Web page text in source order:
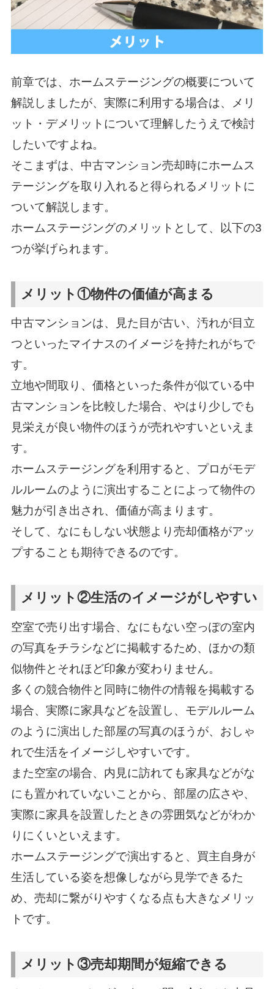
前章では、ホームステージングの概要について
解説しましたが、実際に利用する場合は、メリ
ット・デメリットについて理解したうえで検討
したいですよね。
そこまずは、中古マンション売却時にホームス
テージングを取り入れると得られるメリットに
ついて解説します。
ホームステージングのメリットとして、以下の3
つが挙げられます。
メリット①物件の価値が高まる
中古マンションは、見た目が古い、汚れが目立
つといったマイナスのイメージを持たれがちで
す。
立地や間取り、価格といった条件が似ている中
古マンションを比較した場合、やはり少しでも
見栄えが良い物件のほうが売れやすいといえま
す。
ホームステージングを利用すると、プロがモデ
ルルームのように演出することによって物件の
魅力が引き出され、価値が高まります。
そして、なにもしない状態より売却価格がアッ
プすることも期待できるのです。
メリット②生活のイメージがしやすい
空室で売り出す場合、なにもない空っぽの室内
の写真をチラシなどに掲載するため、ほかの類
似物件とそれほど印象が変わりません。
多くの競合物件と同時に物件の情報を掲載する
場合、実際に家具などを設置し、モデルルーム
のように演出した部屋の写真のほうが、おしゃ
れで生活をイメージしやすいです。
また空室の場合、内見に訪れても家具などがな
にも置かれていないことから、部屋の広さや、
実際に家具を設置したときの雰囲気などがわか
りにくいといえます。
ホームステージングで演出すると、買主自身が
生活している姿を想像しながら見学できるた
め、売却に繋がりやすくなる点も大きなメリッ
トです。
メリット③売却期間が短縮できる